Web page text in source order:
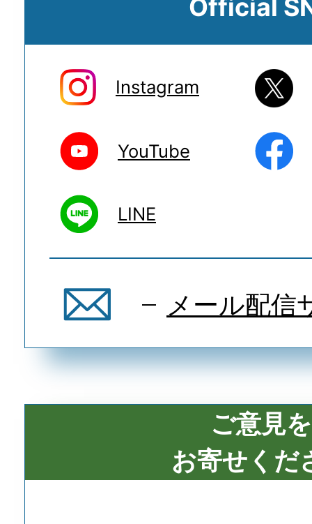
Official
Instagram
YouTube
LINE
メール配信
ご意見を
お寄せくだ